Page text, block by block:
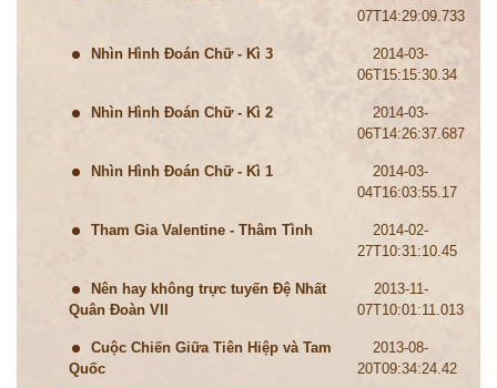
07T14:29:09.733
Nhìn Hình Đoán Chữ - Kì 3
2014-03-
06T15:15:30.34
Nhìn Hình Đoán Chữ - Kì 2
2014-03-
06T14:26:37.687
Nhìn Hình Đoán Chữ - Kì 1
2014-03-
04T16:03:55.17
Tham Gia Valentine - Thâm Tình
2014-02-
27T10:31:10.45
Nên hay không trực tuyến Đệ Nhất
Quân Đoàn VII
2013-11-
07T10:01:11.013
Cuộc Chiến Giữa Tiên Hiệp và Tam
Quốc
2013-08-
20T09:34:24.42